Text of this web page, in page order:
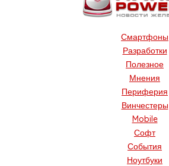
Смартфоны
Разработки
Полезное
Мнения
Периферия
Винчестеры
Mobile
Софт
События
Ноутбуки